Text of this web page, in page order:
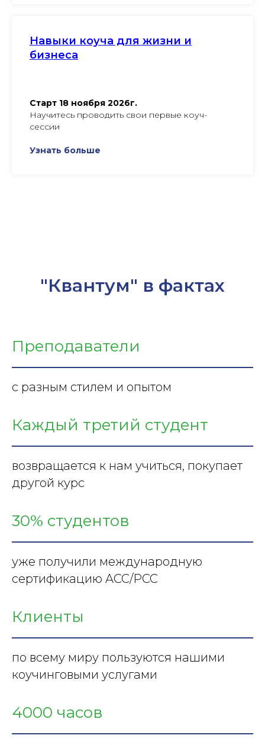
Навыки коуча для жизни и
бизнеса
Старт 18 ноября 2026г.
Научитесь проводить свои первые коуч-
сессии
Узнать больше
"Квантум" в фактах
Преподаватели
с разным стилем и опытом
Каждый третий студент
возвращается к нам учиться, покупает
другой курс
30% студентов
уже получили международную
сертификацию ACC/PCC
Клиенты
по всему миру пользуются нашими
коучинговыми услугами
4000 часов